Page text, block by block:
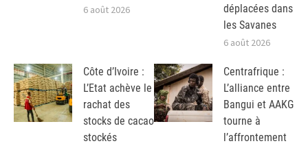
6 août 2026
déplacées dans
les Savanes
6 août 2026
Côte d’Ivoire :
L’Etat achève le
rachat des
stocks de cacao
stockés
Centrafrique :
L’alliance entre
Bangui et AAKG
tourne à
l’affrontement